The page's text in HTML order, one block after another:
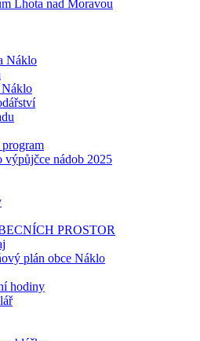
Lhota nad Moravou
Náklo
Náklo
výpůjčce nádob 2025
PROSTOR
plán obce Náklo
hodiny